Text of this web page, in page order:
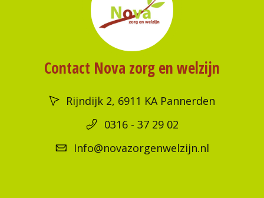
Contact Nova zorg en welzijn
Rijndijk 2, 6911 KA Pannerden
0316 - 37 29 02
Info@novazorgenwelzijn.nl